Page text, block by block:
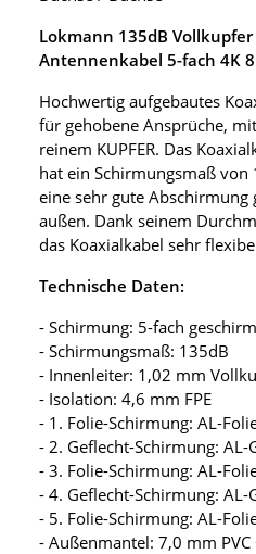
Lokmann 135dB Vollkupfer
Antennenkabel 5-fach 4K
Hochwertig aufgebautes
für gehobene Ansprüche,
reinem KUPFER. Das
hat ein Schirmungsmaß
eine sehr gute Abschirmung
außen. Dank seinem
das Koaxialkabel sehr
Technische Daten:
- Schirmung: 5-fach
- Schirmungsmaß: 135dB
- Innenleiter: 1,02 mm
- Isolation: 4,6 mm FPE
- 1. Folie-Schirmung: AL-
- 2. Geflecht-Schirmung: AL-
- 3. Folie-Schirmung: AL-
- 4. Geflecht-Schirmung: AL-
- 5. Folie-Schirmung: AL-
- Außenmantel: 7,0 mm